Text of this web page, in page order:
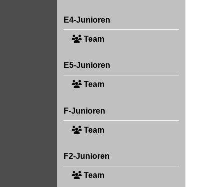
E4-Junioren
Team
E5-Junioren
Team
F-Junioren
Team
F2-Junioren
Team